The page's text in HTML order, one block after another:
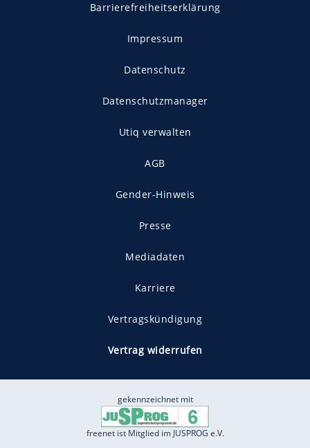
Barrierefreiheitserklärung
Impressum
Datenschutz
Datenschutzmanager
Utiq verwalten
AGB
Gender-Hinweis
Presse
Mediadaten
Karriere
Vertragskündigung
Vertrag widerrufen
gekennzeichnet mit
freenet ist Mitglied im JUSPROG e.V.